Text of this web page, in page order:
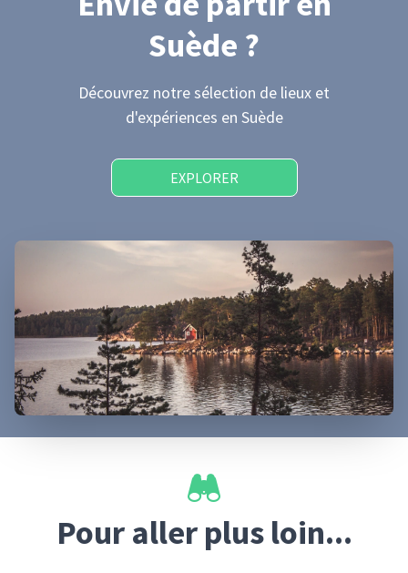
Suède ?
Découvrez notre sélection de lieux et
d'expériences en Suède
EXPLORER
Pour aller plus loin...